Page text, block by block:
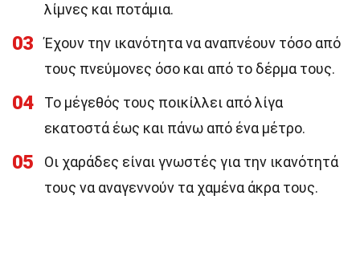
λίμνες και ποτάμια.
03
Έχουν την ικανότητα να αναπνέουν τόσο από
τους πνεύμονες όσο και από το δέρμα τους.
04
Το μέγεθός τους ποικίλλει από λίγα
εκατοστά έως και πάνω από ένα μέτρο.
05
Οι χαράδες είναι γνωστές για την ικανότητά
τους να αναγεννούν τα χαμένα άκρα τους.